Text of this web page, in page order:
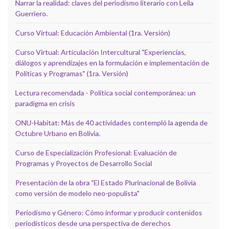
Narrar la realidad: claves del periodismo literario con Leila
Guerriero.
Curso Virtual: Educación Ambiental (1ra. Versión)
Curso Virtual: Articulación Intercultural "Experiencias,
diálogos y aprendizajes en la formulación e implementación de
Políticas y Programas" (1ra. Versión)
Lectura recomendada - Política social contemporánea: un
paradigma en crisis
ONU-Habitat: Más de 40 actividades contempló la agenda de
Octubre Urbano en Bolivia.
Curso de Especialización Profesional: Evaluación de
Programas y Proyectos de Desarrollo Social
Presentación de la obra "El Estado Plurinacional de Bolivia
como versión de modelo neo-populista"
Periodismo y Género: Cómo informar y producir contenidos
periodísticos desde una perspectiva de derechos